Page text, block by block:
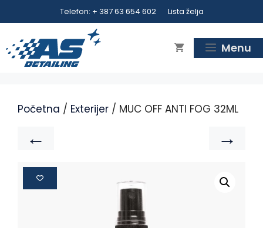
Telefon: + 387 63 654 602 Lista želja
Menu
Početna / Exterijer / MUC OFF ANTI FOG 32ML
← →